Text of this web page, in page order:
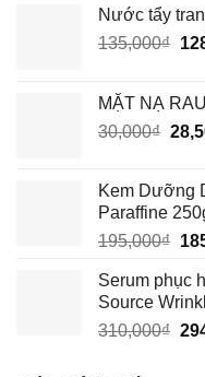
Nước tẩy
135,000₫ Giá
MẶT NẠ
30,000₫ Giá
Kem Dưỡng
Paraffine
195,000₫ Giá
là:
Serum phục
Source
310,000₫ Giá